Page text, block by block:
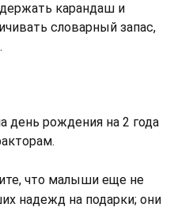
карандаш и
словарный запас,
день рождения на 2 года
что малыши еще не
надежд на подарки; они